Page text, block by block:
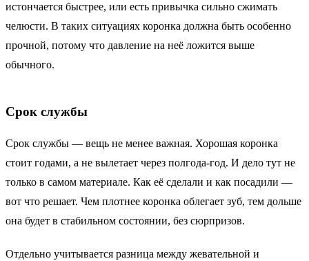
истончается быстрее, или есть привычка сильно сжимать
челюсти. В таких ситуациях коронка должна быть особенно
прочной, потому что давление на неё ложится выше
обычного.
Срок службы
Срок службы — вещь не менее важная. Хорошая коронка
стоит годами, а не вылетает через полгода-год. И дело тут не
только в самом материале. Как её сделали и как посадили —
вот что решает. Чем плотнее коронка облегает зуб, тем дольше
она будет в стабильном состоянии, без сюрпризов.
Отдельно учитывается разница между жевательной и